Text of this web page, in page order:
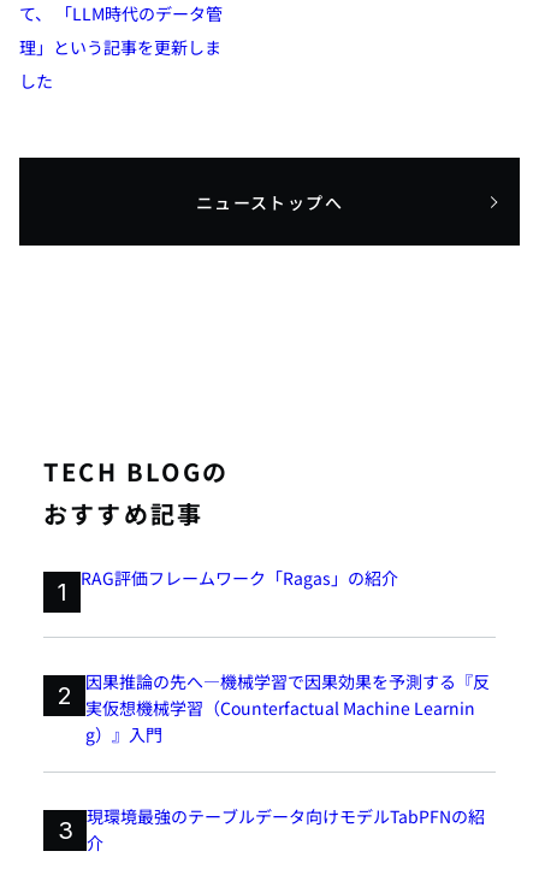
て、 「LLM時代のデータ管
理」という記事を更新しま
した
ニューストップへ
TECH BLOGの
おすすめ記事
1 RAG評価フレームワーク「Ragas」の紹介
2
因果推論の先へ―機械学習で因果効果を予測する『反
実仮想機械学習（Counterfactual Machine Learnin
g）』入門
3 現環境最強のテーブルデータ向けモデルTabPFNの紹
介